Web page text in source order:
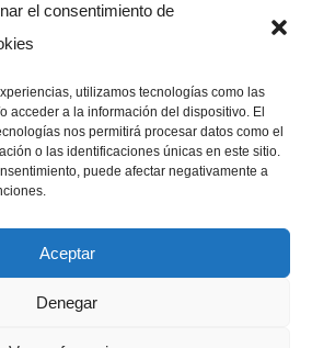
el consentimiento de
utilizamos tecnologías como las
acceder a la información del dispositivo. El
nos permitirá procesar datos como el
o las identificaciones únicas en este sitio.
puede afectar negativamente a
Aceptar
Denegar
© 2023 | Todos los